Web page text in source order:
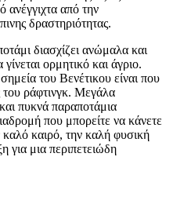
ανέγγιχτα από την
δραστηριότητας.
διασχίζει ανώμαλα και
ορμητικό και άγριο.
του Βενέτικου είναι που
του ράφτινγκ. Μεγάλα
πυκνά παραποτάμια
που μπορείτε να κάνετε
καιρό, την καλή φυσική
για μια περιπετειώδη